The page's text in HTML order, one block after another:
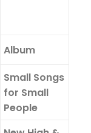
Album
Small Songs
for Small
People